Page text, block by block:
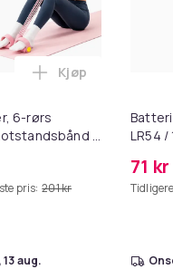
I/II, QC25, QC15,
6-rørs
-
Pink
pris: 201 kr
Legg
Kjøp
13 aug.
Batteri
LR54 /
71 kr